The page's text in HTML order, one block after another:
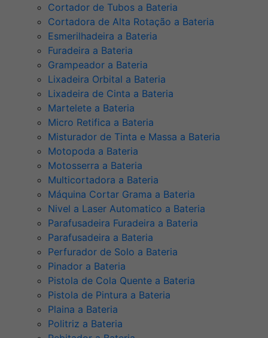
Cortador de Tubos a Bateria
Cortadora de Alta Rotação a Bateria
Esmerilhadeira a Bateria
Furadeira a Bateria
Grampeador a Bateria
Lixadeira Orbital a Bateria
Lixadeira de Cinta a Bateria
Martelete a Bateria
Micro Retifica a Bateria
Misturador de Tinta e Massa a Bateria
Motopoda a Bateria
Motosserra a Bateria
Multicortadora a Bateria
Máquina Cortar Grama a Bateria
Nivel a Laser Automatico a Bateria
Parafusadeira Furadeira a Bateria
Parafusadeira a Bateria
Perfurador de Solo a Bateria
Pinador a Bateria
Pistola de Cola Quente a Bateria
Pistola de Pintura a Bateria
Plaina a Bateria
Politriz a Bateria